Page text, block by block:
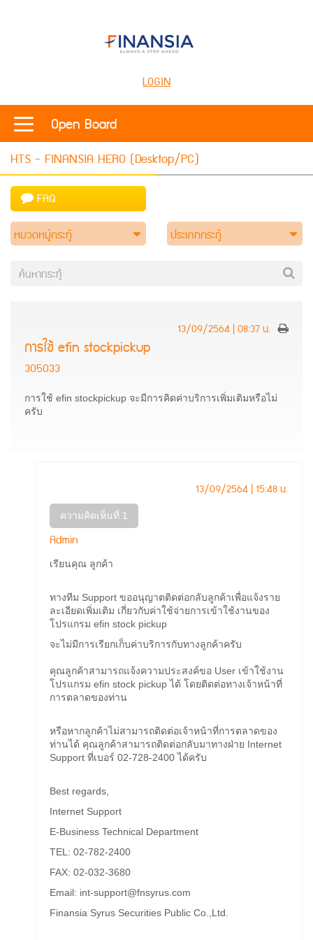
LOGIN
Open Board
HTS - FINANSIA HERO (Desktop/PC)
FAQ
หมวดหมู่กระทู้
ประเภทกระทู้
13/09/2564 | 08:37 น.
การใช้ efin stockpickup
305033
การใช้ efin stockpickup จะมีการคิดค่าบริการเพิ่มเติมหรือไม่
ครับ
13/09/2564 | 15:48 น.
ความคิดเห็นที่ 1
Admin
เรียนคุณ ลูกค้า
ทางทีม Support ขออนุญาตติดต่อกลับลูกค้าเพื่อแจ้งราย
ละเอียดเพิ่มเติม เกี่ยวกับค่าใช้จ่ายการเข้าใช้งานของ
โปรแกรม efin stock pickup
จะไม่มีการเรียกเก็บค่าบริการกับทางลูกค้าครับ
คุณลูกค้าสามารถแจ้งความประสงค์ขอ User เข้าใช้งาน
โปรแกรม efin stock pickupได้ โดยติดต่อทางเจ้าหน้าที่
การตลาดของท่าน
หรือหากลูกค้าไม่สามารถติดต่อเจ้าหน้าที่การตลาดของ
ท่านได้ คุณลูกค้าสามารถติดต่อกลับมาทางฝ่าย Internet
Support ที่เบอร์ 02-728-2400 ได้ครับ
Best regards,
Internet Support
E-Business Technical Department
TEL: 02-782-2400
FAX: 02-032-3680
Email: int-support@fnsyrus.com
Finansia Syrus Securities Public Co.,Ltd.